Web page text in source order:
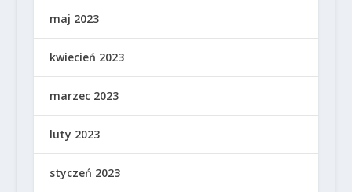
maj 2023
kwiecień 2023
marzec 2023
luty 2023
styczeń 2023